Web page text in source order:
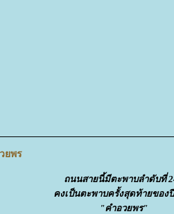
ยพร
ถนนสายนี้มีตะพาบลำดับที่
คงเป็นตะพาบครั้งสุดท้ายของปี
"คำอวยพร"